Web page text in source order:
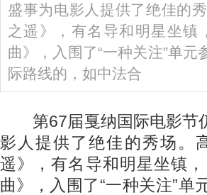
盛事为电影人提供了绝佳的
之遥》，有名导和明星坐镇
曲》，入围了“一种关注”单
际路线的，如中法合
第67届戛纳国际电影节
影人提供了绝佳的秀场。
遥》，有名导和明星坐镇
曲》，入围了“一种关注”单